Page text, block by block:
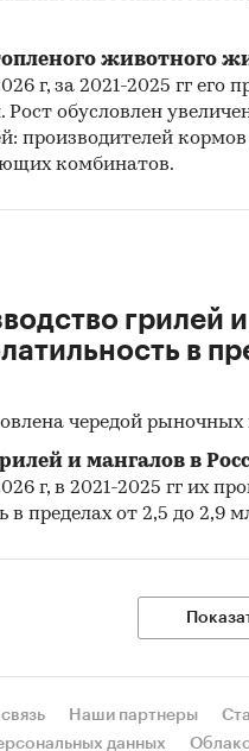
животного
г, за 2021-2025 гг его
обусловлен
производителей
комбинатов.
грилей
в
чередой
и мангалов в
г, в 2021-2025 гг их
в пределах от 2,5 до 2,9
Наши партнеры
данных